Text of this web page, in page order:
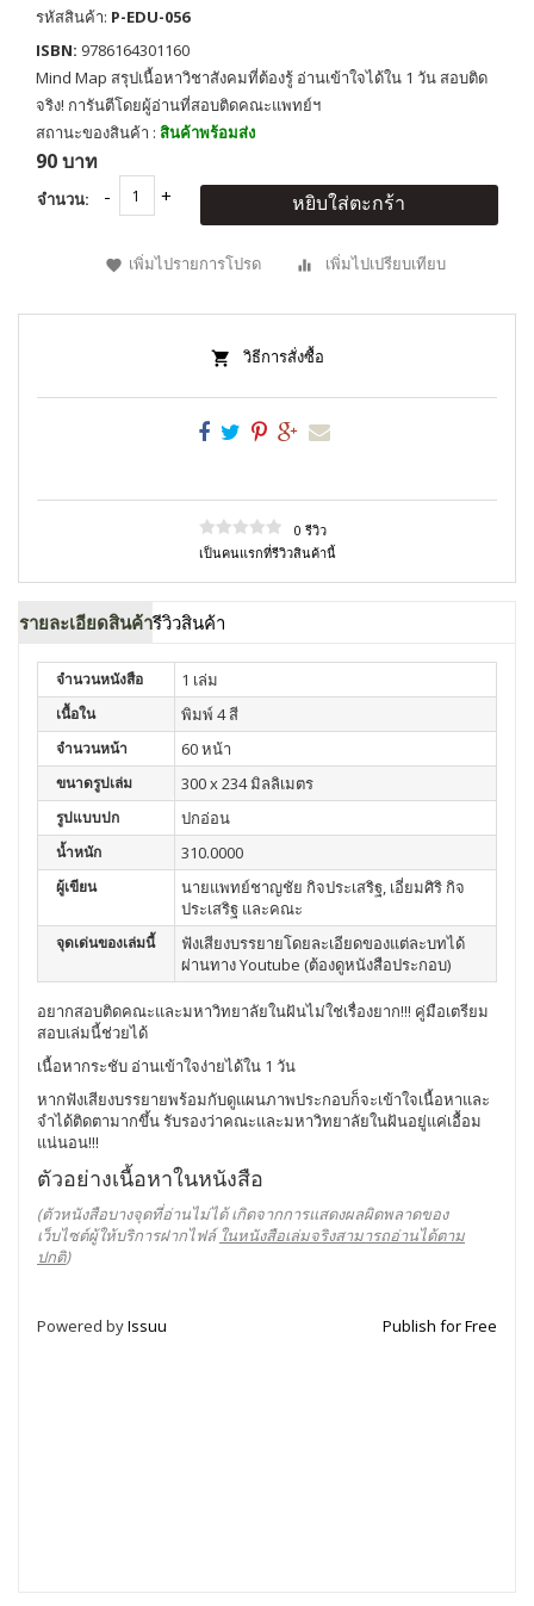
รหัสสินค้า: P-EDU-056
ISBN: 9786164301160
Mind Map สรุปเนื้อหาวิชาสังคมที่ต้องรู้ อ่านเข้าใจได้ใน 1 วัน สอบติด
จริง! การันตีโดยผู้อ่านที่สอบติดคณะแพทย์ฯ
สถานะของสินค้า : สินค้าพร้อมส่ง
90 บาท
จำนวน: หยิบใส่ตะกร้า
เพิ่มไปรายการโปรด เพิ่มไปเปรียบเทียบ
วิธีการสั่งซื้อ
0 รีวิว
เป็นคนแรกที่รีวิวสินค้านี้
รายละเอียดสินค้ารีวิวสินค้า
จำนวนหนังสือ 1 เล่ม
เนื้อใน พิมพ์ 4 สี
จำนวนหน้า 60 หน้า
ขนาดรูปเล่ม 300 x 234 มิลลิเมตร
รูปแบบปก ปกอ่อน
น้ำหนัก 310.0000
ผู้เขียน
นายแพทย์ชาญชัย กิจประเสริฐ, เอี่ยมศิริ กิจ
ประเสริฐ และคณะ
จุดเด่นของเล่มนี้
ฟังเสียงบรรยายโดยละเอียดของแต่ละบทได้
ผ่านทาง Youtube (ต้องดูหนังสือประกอบ)
อยากสอบติดคณะและมหาวิทยาลัยในฝันไม่ใช่เรื่องยาก!!! คู่มือเตรียม
สอบเล่มนี้ช่วยได้
เนื้อหากระชับ อ่านเข้าใจง่ายได้ใน 1 วัน
หากฟังเสียงบรรยายพร้อมกับดูแผนภาพประกอบก็จะเข้าใจเนื้อหาและ
จำได้ติดตามากขึ้น รับรองว่าคณะและมหาวิทยาลัยในฝันอยู่แค่เอื้อม
แน่นอน!!!
ตัวอย่างเนื้อหาในหนังสือ
(ตัวหนังสือบางจุดที่อ่านไม่ได้ เกิดจากการแสดงผลผิดพลาดของ
เว็บไซต์ผู้ให้บริการฝากไฟล์ ในหนังสือเล่มจริงสามารถอ่านได้ตาม
ปกติ)
Powered byIssuu Publish for Free